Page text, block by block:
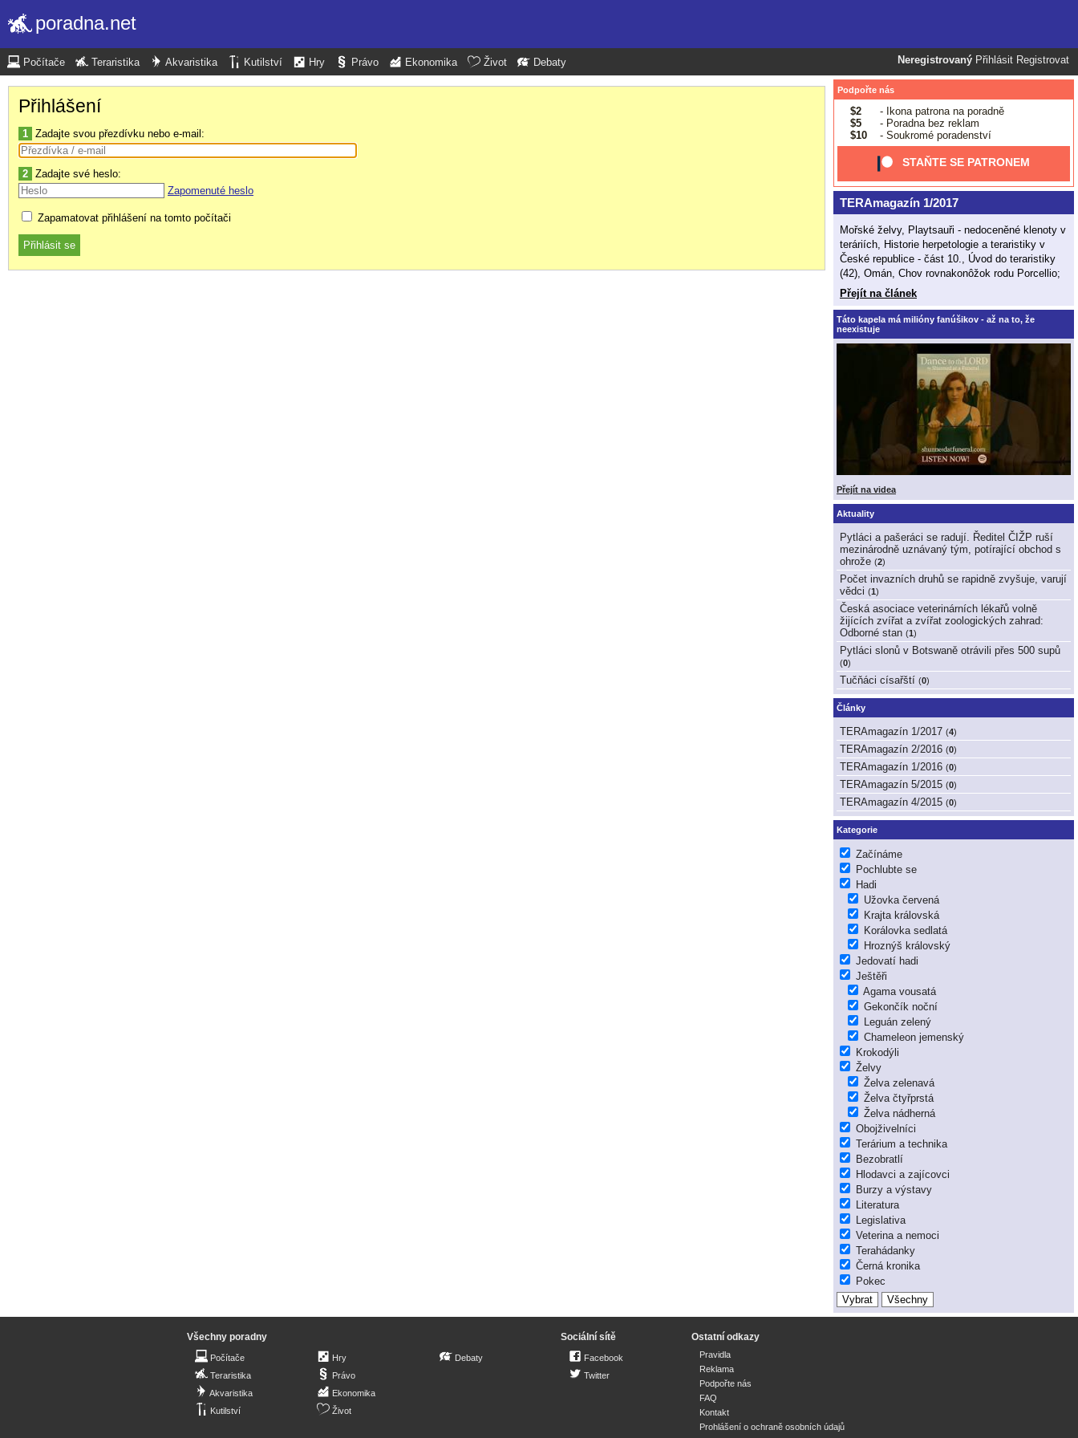
poradna.net
Neregistrovaný Přihlásit Registrovat
Počítače Teraristika Akvaristika Kutilství Hry Právo Ekonomika Život Debaty
Přihlášení
1 Zadajte svou přezdívku nebo e-mail:
2 Zadajte své heslo:
Zapomenuté heslo
Zapamatovat přihlášení na tomto počítači
Podpořte nás
$2
- Ikona patrona na poradně
$5
- Poradna bez reklam
$10
- Soukromé poradenství
STAŇTE SE PATRONEM
TERAmagazín 1/2017
Mořské želvy, Playtsauři - nedoceněné klenoty v
teráriích, Historie herpetologie a teraristiky v
České republice - část 10., Úvod do teraristiky
(42), Omán, Chov rovnakonôžok rodu Porcellio;
Přejít na článek
Táto kapela má milióny fanúšikov - až na to, že
neexistuje
Přejít na videa
Aktuality
Pytláci a pašeráci se radují. Ředitel ČIŽP ruší
mezinárodně uznávaný tým, potírající obchod s
ohrože (2)
Počet invazních druhů se rapidně zvyšuje, varují
vědci (1)
Česká asociace veterinárních lékařů volně
žijících zvířat a zvířat zoologických zahrad:
Odborné stan (1)
Pytláci slonů v Botswaně otrávili přes 500 supů
(0)
Tučňáci císařští (0)
Články
TERAmagazín 1/2017 (4)
TERAmagazín 2/2016 (0)
TERAmagazín 1/2016 (0)
TERAmagazín 5/2015 (0)
TERAmagazín 4/2015 (0)
Kategorie
Začínáme
Pochlubte se
Hadi
Užovka červená
Krajta královská
Korálovka sedlatá
Hroznýš královský
Jedovatí hadi
Ještěři
Agama vousatá
Gekončík noční
Leguán zelený
Chameleon jemenský
Krokodýli
Želvy
Želva zelenavá
Želva čtyřprstá
Želva nádherná
Obojživelníci
Terárium a technika
Bezobratlí
Hlodavci a zajícovci
Burzy a výstavy
Literatura
Legislativa
Veterina a nemoci
Terahádanky
Černá kronika
Pokec
Všechny poradny
Počítače
Teraristika
Akvaristika
Kutilství
Hry
Právo
Ekonomika
Život
Debaty
Sociální sítě
Facebook
Twitter
Ostatní odkazy
Pravidla
Reklama
Podpořte nás
FAQ
Kontakt
Prohlášení o ochraně osobních údajů